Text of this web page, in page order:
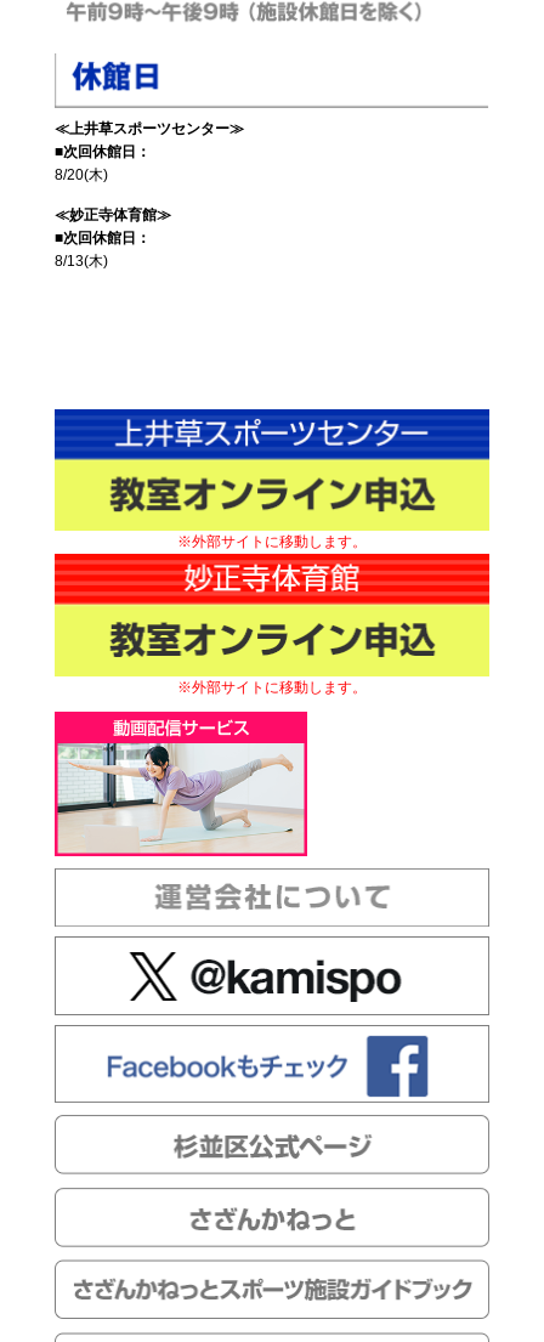
≪上井草スポーツセンター≫
■次回休館日：
8/20(木)
≪妙正寺体育館≫
■次回休館日：
8/13(木)
※外部サイトに移動します。
※外部サイトに移動します。